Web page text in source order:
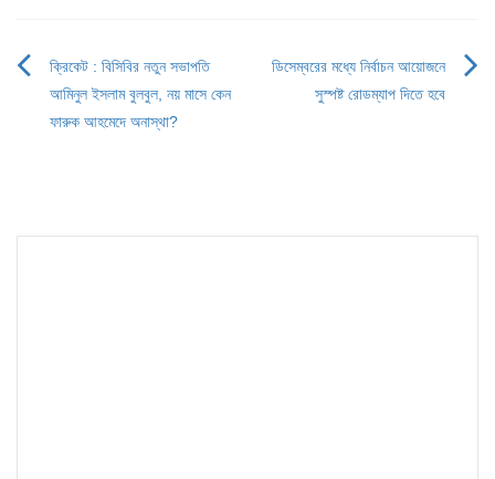
Post
navigation
ক্রিকেট : বিসিবির নতুন সভাপতি
আমিনুল ইসলাম বুলবুল, নয় মাসে কেন
ফারুক আহমেদে অনাস্থা?
ডিসেম্বরের মধ্যে নির্বাচন আয়োজনে
সুস্পষ্ট রোডম্যাপ দিতে হবে